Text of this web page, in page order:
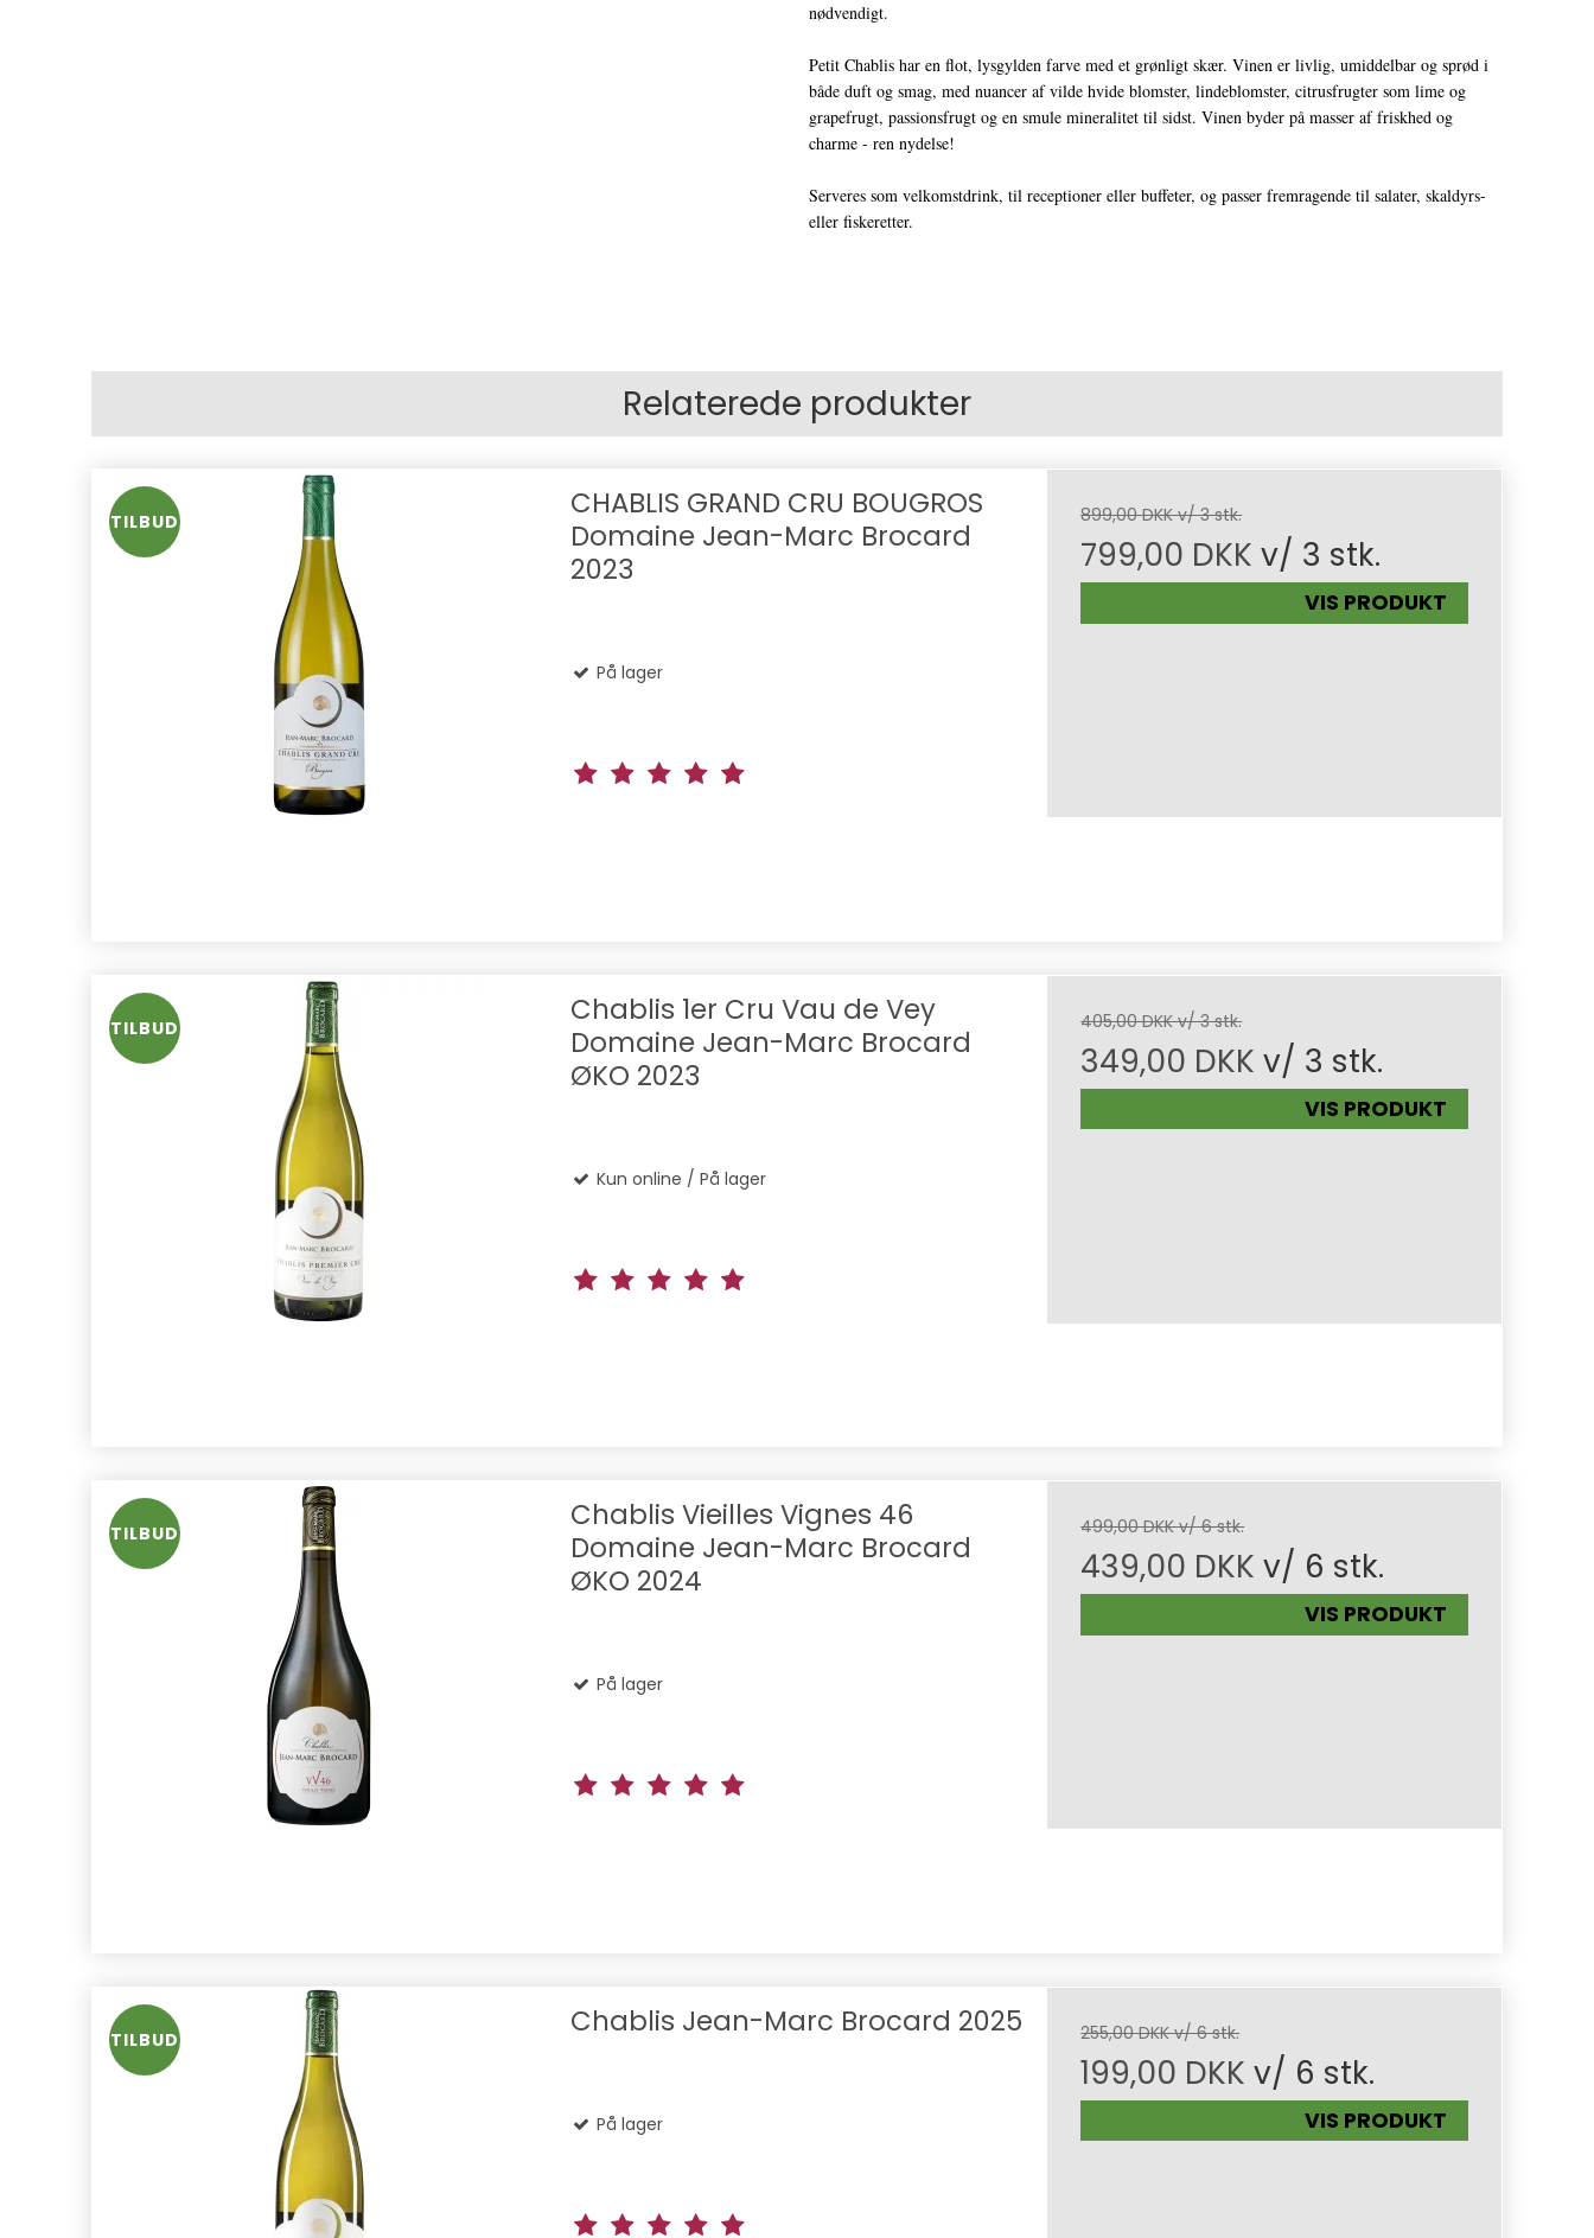
nødvendigt.
Petit Chablis har en flot, lysgylden farve med et grønligt skær. Vinen er livlig, umiddelbar og sprød i
både duft og smag, med nuancer af vilde hvide blomster, lindeblomster, citrusfrugter som lime og
grapefrugt, passionsfrugt og en smule mineralitet til sidst. Vinen byder på masser af friskhed og
charme - ren nydelse!
Serveres som velkomstdrink, til receptioner eller buffeter, og passer fremragende til salater, skaldyrs-
eller fiskeretter.
Relaterede produkter
TILBUD
CHABLIS GRAND CRU BOUGROS
Domaine Jean-Marc Brocard
2023
På lager
899,00 DKK v/ 3 stk.
799,00 DKK v/ 3 stk.
VIS PRODUKT
TILBUD
Chablis 1er Cru Vau de Vey
Domaine Jean-Marc Brocard
ØKO 2023
Kun online / På lager
405,00 DKK v/ 3 stk.
349,00 DKK v/ 3 stk.
VIS PRODUKT
TILBUD
Chablis Vieilles Vignes 46
Domaine Jean-Marc Brocard
ØKO 2024
På lager
499,00 DKK v/ 6 stk.
439,00 DKK v/ 6 stk.
VIS PRODUKT
TILBUD Chablis Jean-Marc Brocard 2025
På lager
255,00 DKK v/ 6 stk.
199,00 DKK v/ 6 stk.
VIS PRODUKT